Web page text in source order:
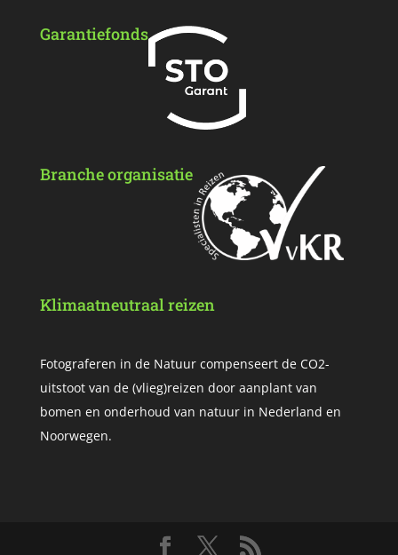
Garantiefonds
Branche organisatie
Klimaatneutraal reizen
Fotograferen in de Natuur compenseert de CO2-
uitstoot van de (vlieg)reizen door aanplant van
bomen en onderhoud van natuur in Nederland en
Noorwegen.